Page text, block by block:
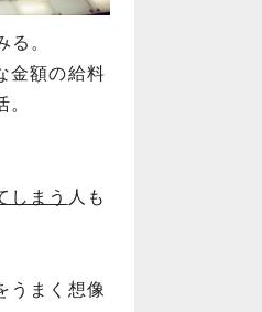
。
金額の給料
しまう 人も
うまく想像